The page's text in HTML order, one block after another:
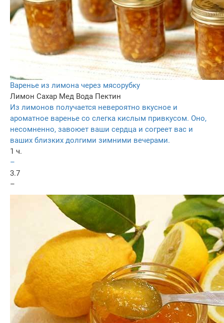
Варенье из лимона через мясорубку
Лимон Сахар Мед Вода Пектин
Из лимонов получается невероятно вкусное и
ароматное варенье со слегка кислым привкусом. Оно,
несомненно, завоюет ваши сердца и согреет вас и
ваших близких долгими зимними вечерами.
1 ч.
–
3.7
–